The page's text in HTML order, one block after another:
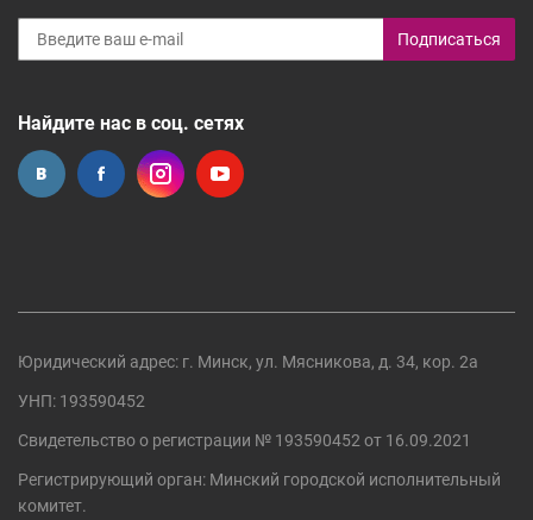
Подписаться
Найдите нас в соц. сетях
Юридический адрес: г. Минск, ул. Мясникова, д. 34, кор. 2а
УНП: 193590452
Свидетельство о регистрации № 193590452 от 16.09.2021
Регистрирующий орган: Минский городской исполнительный
комитет.